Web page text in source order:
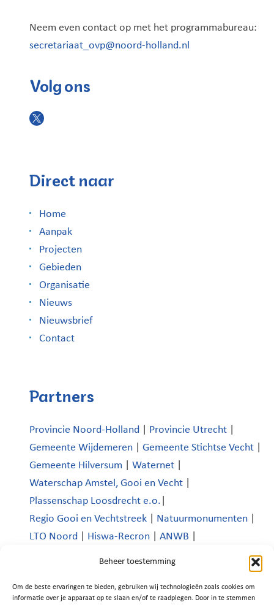
Beheer toestemming
Om de beste ervaringen te bieden, gebruiken wij technologieën zoals cookies om
informatie over je apparaat op te slaan en/of te raadplegen. Door in te stemmen
Neem even contact op met het programmabureau:
secretariaat_ovp@noord-holland.nl
Volg ons
Direct naar
Home
Aanpak
Projecten
Gebieden
Organisatie
Nieuws
Nieuwsbrief
Contact
Partners
Provincie Noord-Holland Provincie Utrecht
Gemeente Wijdemeren
Gemeente Stichtse Vecht
Gemeente Hilversum
Waternet
Waterschap Amstel, Gooi en Vecht
Plassenschap Loosdrecht e.o.
Regio Gooi en Vechtstreek
Natuurmonumenten
LTO Noord
Hiswa-Recron ANWB
Platform Recreatie en Toerisme Wijdemeren|